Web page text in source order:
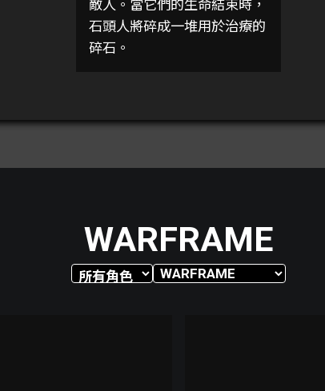
敵人。當它們的生命結束時，
石頭人將碎成一堆用於治療的
碎石。
WARFRAME